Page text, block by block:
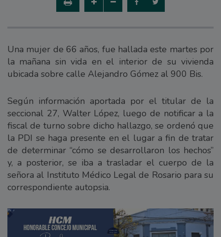
Una mujer de 66 años, fue hallada este martes por
la mañana sin vida en el interior de su vivienda
ubicada sobre calle Alejandro Gómez al 900 Bis.
Según información aportada por el titular de la
seccional 27, Walter López, luego de notificar a la
fiscal de turno sobre dicho hallazgo, se ordenó que
la PDI se haga presente en el lugar a fin de tratar
de determinar “cómo se desarrollaron los hechos”
y, a posterior, se iba a trasladar el cuerpo de la
señora al Instituto Médico Legal de Rosario para su
correspondiente autopsia.